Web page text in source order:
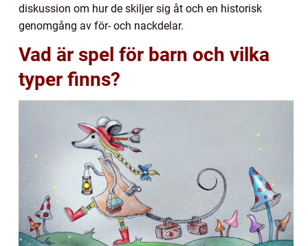
diskussion om hur de skiljer sig åt och en historisk
genomgång av för- och nackdelar.
Vad är spel för barn och vilka
typer finns?